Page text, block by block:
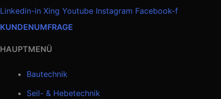
Linkedin-in Xing Youtube Instagram Facebook-f
KUNDENUMFRAGE
HAUPTMENÜ
Bautechnik
Seil- & Hebetechnik